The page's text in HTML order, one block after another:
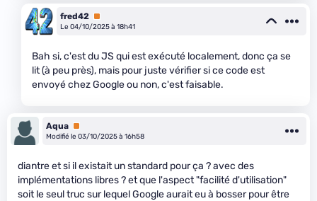
fred42 Premium
Le 04/10/2025 à 18h41
Bah si, c'est du JS qui est exécuté localement, donc ça se
lit (à peu près), mais pour juste vérifier si ce code est
envoyé chez Google ou non, c'est faisable.
Aqua Premium
Modifié le 03/10/2025 à 16h58
diantre et si il existait un standard pour ça ? avec des
implémentations libres ? et que l'aspect "facilité d'utilisation"
soit le seul truc sur lequel Google aurait eu à bosser pour être